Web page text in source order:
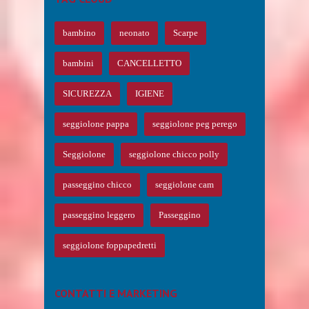
bambino neonato Scarpe
bambini CANCELLETTO
SICUREZZA IGIENE
seggiolone pappa seggiolone peg perego
Seggiolone seggiolone chicco polly
passeggino chicco seggiolone cam
passeggino leggero Passeggino
seggiolone foppapedretti
CONTATTI E MARKETING